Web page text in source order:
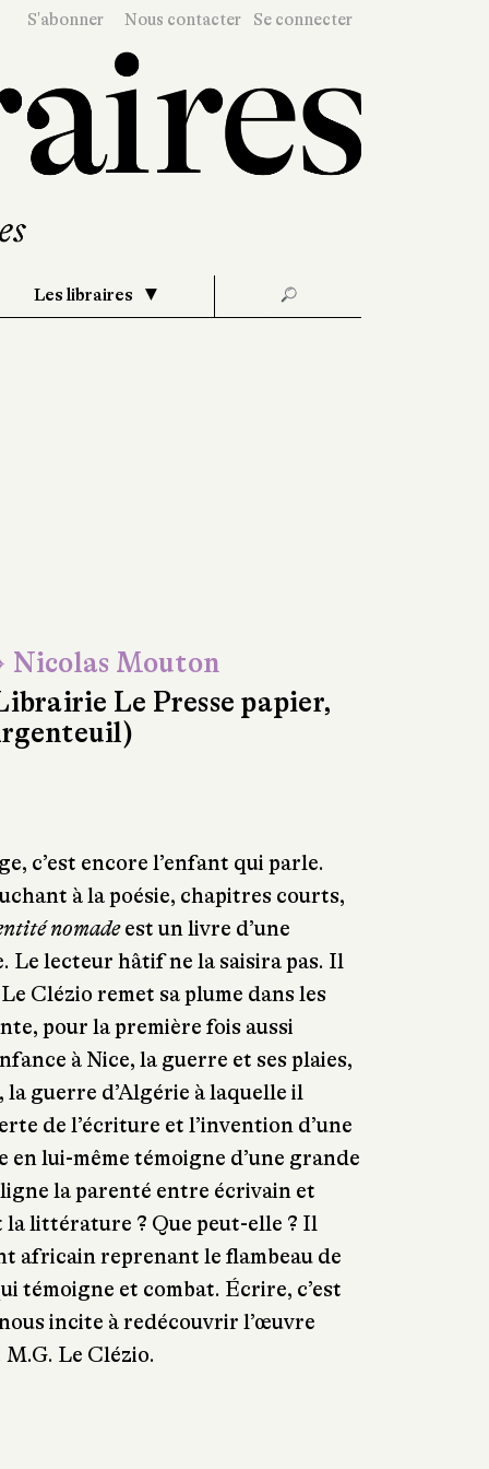
S'abonner Nous contacter Se connecter
Les libraires 🔎
Nicolas Mouton
Le Presse papier,
c’est encore l’enfant qui parle.
à la poésie, chapitres courts,
nomadeest un livre d’une
lecteur hâtif ne la saisira pas. Il
Clézio remet sa plume dans les
pour la première fois aussi
à Nice, la guerre et ses plaies,
guerre d’Algérie à laquelle il
de l’écriture et l’invention d’une
en lui-même témoigne d’une grande
la parenté entre écrivain et
la littérature ? Que peut-elle ? Il
africain reprenant le flambeau de
témoigne et combat. Écrire, c’est
incite à redécouvrir l’œuvre
M.G. Le Clézio.